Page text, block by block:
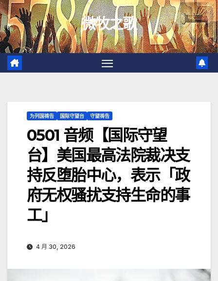
跳
至
内
容
微牧之歌
为列国祷告 国际守望台 守望祷告
0501 音频【国际守望
台】美国最高法院裁决支
持反堕胎中心，表示「政
府无权骚扰支持生命的事
工」
4 月 30, 2026